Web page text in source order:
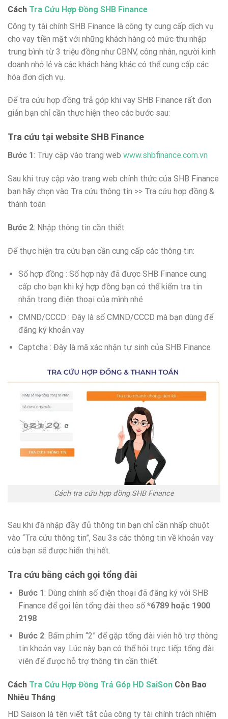
Cách Tra Cứu Hợp Đồng SHB Finance
Công ty tài chính SHB Finance là công ty cung cấp dịch vụ
cho vay tiền mặt với những khách hàng có mức thu nhập
trung bình từ 3 triệu đồng như CBNV, công nhân, người kinh
doanh nhỏ lẻ và các khách hàng khác có thể cung cấp các
hóa đơn dịch vụ.
Để tra cứu hợp đồng trả góp khi vay SHB Finance rất đơn
giản bạn chỉ cần thực hiện theo các bước sau:
Tra cứu tại website SHB Finance
Bước 1: Truy cập vào trang web www.shbfinance.com.vn
Sau khi truy cập vào trang web chính thức của SHB Finance
bạn hãy chọn vào Tra cứu thông tin >> Tra cứu hợp đồng &
thành toán
Bước 2: Nhập thông tin cần thiết
Để thực hiện tra cứu bạn cần cung cấp các thông tin:
Số hợp đồng : Số hợp này đã được SHB Finance cung
cấp cho bạn khi ký hợp đồng bạn có thể kiểm tra tin
nhắn trong điện thoại của mình nhé
CMND/CCCD : Đây là số CMND/CCCD mà bạn dùng để
đăng ký khoản vay
Captcha : Đây là mã xác nhận tự sinh của SHB Finance
Cách tra cứu hợp đồng SHB Finance
Sau khi đã nhập đầy đủ thông tin bạn chỉ cần nhấp chuột
vào “Tra cứu thông tin”, Sau 3s các thông tin về khoản vay
của bạn sẽ được hiển thị hết.
Tra cứu bằng cách gọi tổng đài
Bước 1: Dùng chính số điện thoại đã đăng ký với SHB
Finance để gọi lên tổng đài theo số *6789 hoặc 1900
2198
Bước 2: Bấm phím “2” để gặp tổng đài viên hỗ trợ thông
tin khoản vay. Lúc này bạn có thể hỏi trực tiếp tổng đài
viên để được hỗ trợ thông tin cần thiết.
Cách Tra Cứu Hợp Đồng Trả Góp HD SaiSon Còn Bao
Nhiêu Tháng
HD Saison là tên viết tắt của công ty tài chính trách nhiệm